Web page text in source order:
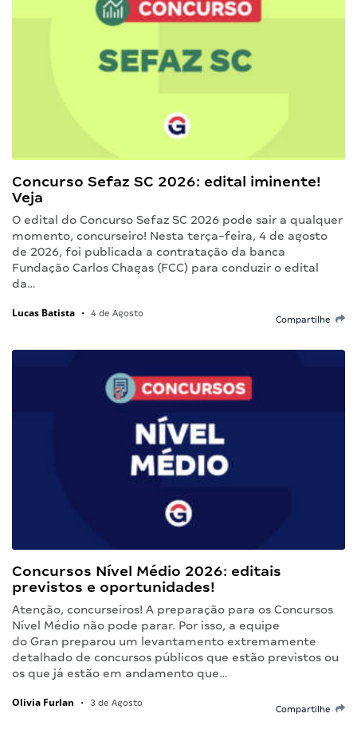
Concurso Sefaz SC 2026: edital iminente!
Veja
O edital do Concurso Sefaz SC 2026 pode sair a qualquer
momento, concurseiro! Nesta terça-feira, 4 de agosto
de 2026, foi publicada a contratação da banca
Fundação Carlos Chagas (FCC) para conduzir o edital
da…
Lucas Batista • 4 de Agosto
Compartilhe
Concursos Nível Médio 2026: editais
previstos e oportunidades!
Atenção, concurseiros! A preparação para os Concursos
Nível Médio não pode parar. Por isso, a equipe
do Gran preparou um levantamento extremamente
detalhado de concursos públicos que estão previstos ou
os que já estão em andamento que…
Olivia Furlan • 3 de Agosto
Compartilhe